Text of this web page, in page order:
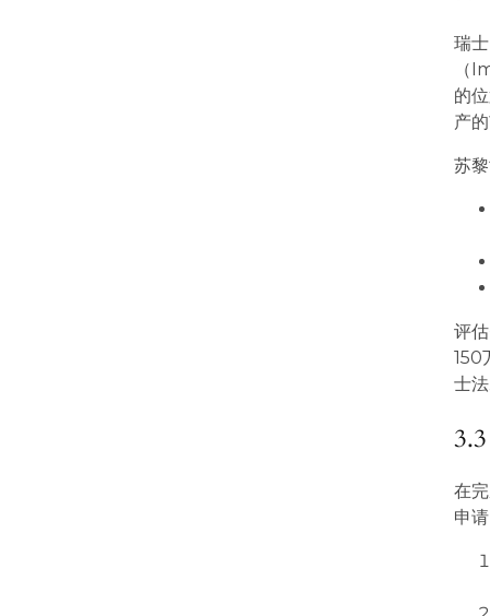
瑞
（
的
产
苏
评
150
士
在
申